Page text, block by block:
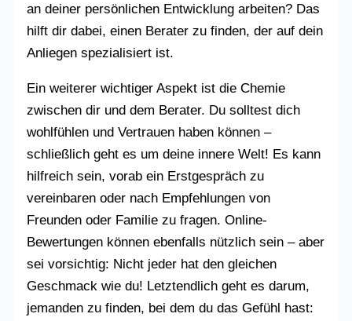
an deiner persönlichen Entwicklung arbeiten? Das
hilft dir dabei, einen Berater zu finden, der auf dein
Anliegen spezialisiert ist.
Ein weiterer wichtiger Aspekt ist die Chemie
zwischen dir und dem Berater. Du solltest dich
wohlfühlen und Vertrauen haben können –
schließlich geht es um deine innere Welt! Es kann
hilfreich sein, vorab ein Erstgespräch zu
vereinbaren oder nach Empfehlungen von
Freunden oder Familie zu fragen. Online-
Bewertungen können ebenfalls nützlich sein – aber
sei vorsichtig: Nicht jeder hat den gleichen
Geschmack wie du! Letztendlich geht es darum,
jemanden zu finden, bei dem du das Gefühl hast: